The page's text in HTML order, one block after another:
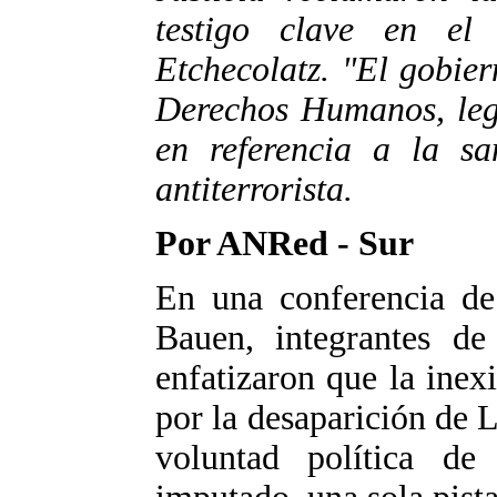
testigo clave en el
Etchecolatz. "El
Derechos Humanos,
en referencia a la
antiterrorista.
Por ANRed - Sur
En una conferencia
Bauen, integrantes
enfatizaron que la
por la desaparición de
voluntad política